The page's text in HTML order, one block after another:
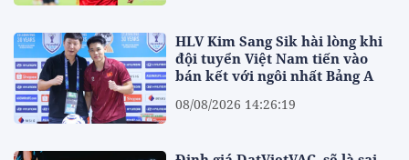
HLV Kim Sang Sik hài lòng khi
đội tuyển Việt Nam tiến vào
bán kết với ngôi nhất Bảng A
08/08/2026 14:26:19